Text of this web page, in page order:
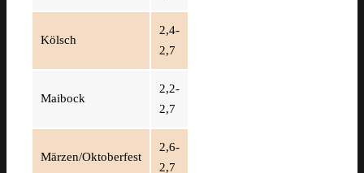
Kölsch
2,4-
2,7
Maibock
2,2-
2,7
Märzen/Oktoberfest
2,6-
2,7